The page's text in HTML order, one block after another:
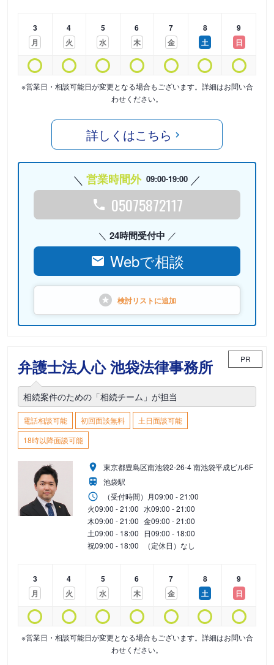
3
月
4
火
5
水
6
木
7
金
8
土
9
日
※営業日・相談可能日が変更となる場合もございます。詳細はお問い合
わせください。
詳しくはこちら
営業時間外 09:00-19:00
05075872117
24時間受付中
Webで相談
検討リストに追加
弁護士法人心 池袋法律事務所 PR
相続案件のための「相続チーム」が担当
電話相談可能 初回面談無料
土日面談可能
18時以降面談可能
東京都豊島区南池袋2-26-4 南池袋平成ビル6F
池袋駅
（受付時間） 月09:00 - 21:00
火09:00 - 21:00 水09:00 - 21:00
木09:00 - 21:00 金09:00 - 21:00
土09:00 - 18:00 日09:00 - 18:00
祝09:00 - 18:00 （定休日）なし
3
月
4
火
5
水
6
木
7
金
8
土
9
日
※営業日・相談可能日が変更となる場合もございます。詳細はお問い合
わせください。